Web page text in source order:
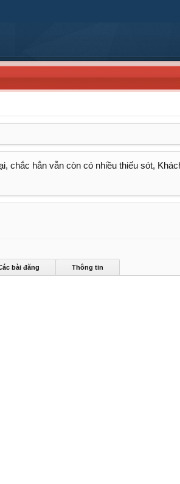
chắc hẳn vẫn còn có nhiều thiếu sót,
bài đăng Thông tin